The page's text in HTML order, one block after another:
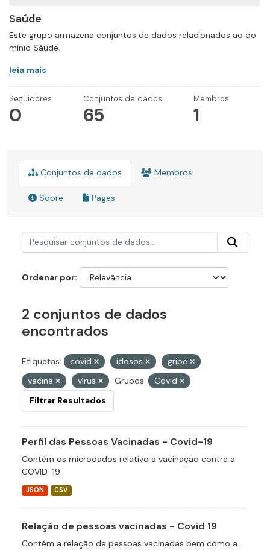
Saúde
Este grupo armazena conjuntos de dados relacionados ao do
mínio Sáude.
leia mais
Seguidores
0
Conjuntos de dados
65
Membros
1
Conjuntos de dados Membros
Sobre Pages
Ordenar por
2 conjuntos de dados
encontrados
Etiquetas: covid idosos
gripe
vacina
vírus Grupos:
Covid
Filtrar Resultados
Perfil das Pessoas Vacinadas - Covid-19
Contém os microdados relativo a vacinação contra a
COVID-19
JSON CSV
Relação de pessoas vacinadas - Covid 19
Contém a relação de pessoas vacinadas bem como a